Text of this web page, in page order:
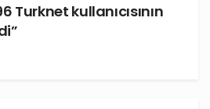
Turknet kullanıcısının